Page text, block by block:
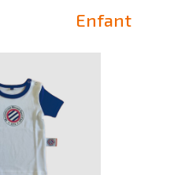
Enfant